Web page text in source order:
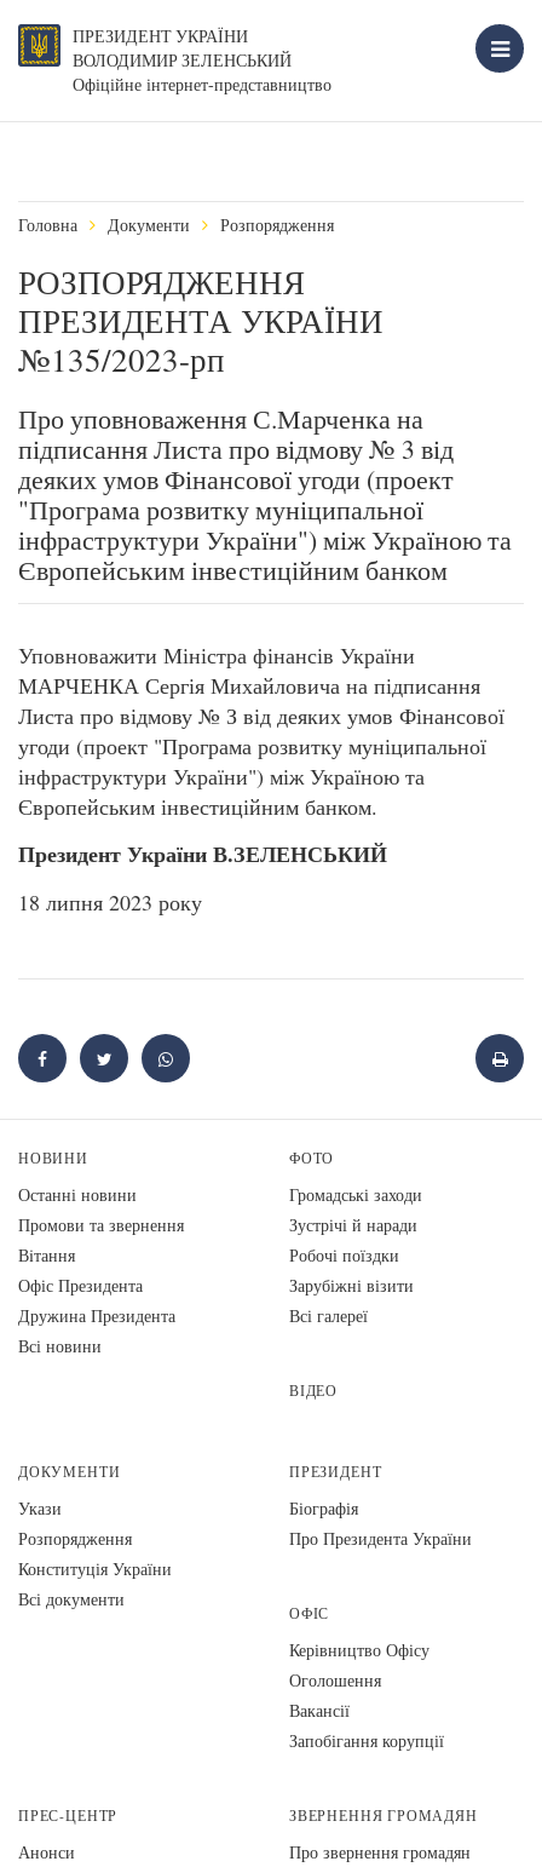
ПРЕЗИДЕНТ УКРАЇНИ
ВОЛОДИМИР ЗЕЛЕНСЬКИЙ
Офіційне інтернет-представництво
Головна Документи Розпорядження
РОЗПОРЯДЖЕННЯ
ПРЕЗИДЕНТА УКРАЇНИ
№135/2023-рп
Про уповноваження С.Марченка на
підписання Листа про відмову № 3 від
деяких умов Фінансової угоди (проект
"Програма розвитку муніципальної
інфраструктури України") між Україною та
Європейським інвестиційним банком
Уповноважити Міністра фінансів України
МАРЧЕНКА Сергія Михайловича на підписання
Листа про відмову № З від деяких умов Фінансової
угоди (проект "Програма розвитку муніципальної
інфраструктури України") між Україною та
Європейським інвестиційним банком.
Президент України В.ЗЕЛЕНСЬКИЙ
18 липня 2023 року
НОВИНИ
Останні новини
Промови та звернення
Вiтання
Офіс Президента
Дружина Президента
Всі новини
ФОТО
Громадські заходи
Зустрічі й наради
Робочі поїздки
Зарубіжні візити
Всі галереї
ВІДЕО
ДОКУМЕНТИ
Укази
Розпорядження
Конституція України
Всі документи
ПРЕЗИДЕНТ
Біографія
Про Президента України
ОФІС
Керівництво Офісу
Оголошення
Вакансії
Запобігання корупції
ПРЕС-ЦЕНТР
Анонси
ЗВЕРНЕННЯ ГРОМАДЯН
Про звернення громадян